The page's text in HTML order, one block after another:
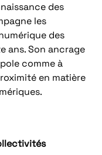
des
les
des
ans. Son ancrage
comme à
en matière